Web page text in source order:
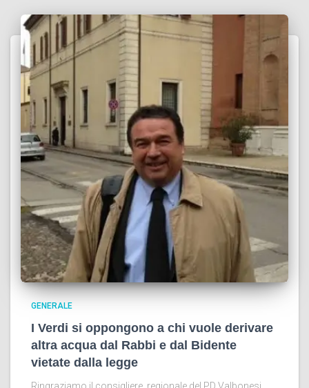
GENERALE
I Verdi si oppongono a chi vuole derivare
altra acqua dal Rabbi e dal Bidente
vietate dalla legge